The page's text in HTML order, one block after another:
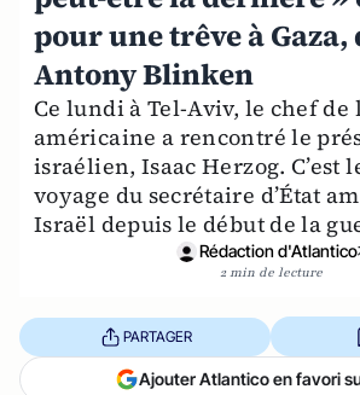
pour une trêve à Gaza,
Antony Blinken
Ce lundi à Tel-Aviv, le chef
américaine a rencontré le
israélien, Isaac Herzog. C’est
voyage du secrétaire d’État
Israël depuis le début de la
Rédaction d'Atlantico
2 min de lecture
PARTAGER
Ajouter Atlantico en favori